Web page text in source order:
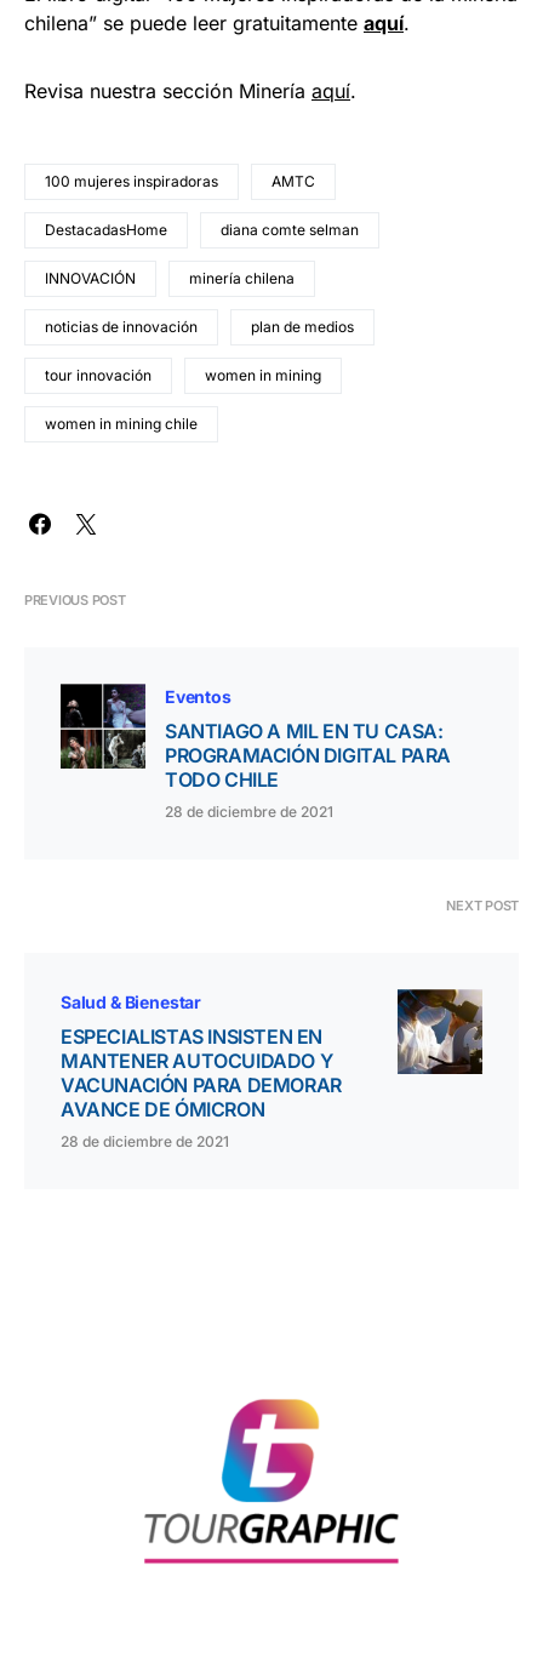
chilena” se puede leer gratuitamente aquí.
Revisa nuestra sección Minería aquí.
100 mujeres inspiradoras AMTC
DestacadasHome diana comte selman
INNOVACIÓN minería chilena
noticias de innovación plan de medios
tour innovación women in mining
women in mining chile
PREVIOUS POST
Eventos
SANTIAGO A MIL EN TU CASA:
PROGRAMACIÓN DIGITAL PARA
TODO CHILE
28 de diciembre de 2021
NEXT POST
Salud & Bienestar
ESPECIALISTAS INSISTEN EN
MANTENER AUTOCUIDADO Y
VACUNACIÓN PARA DEMORAR
AVANCE DE ÓMICRON
28 de diciembre de 2021